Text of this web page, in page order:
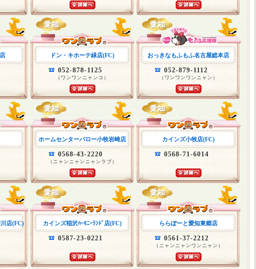
ドン・キホーテ緑店(FC)
052-878-1125
（ワンワンニャンコ）
おっきなもふもふ名古屋総本店
052-879-1112
（ワンワンワンニャン）
ホームセンターバロー小牧岩崎店
0568-43-2220
（ニャンニャンニャンラブ）
カインズ小牧店(FC)
0568-71-6014
店(FC) カインズ稲沢ﾊｰﾓﾆｰﾗﾝﾄﾞ店(FC)
0587-23-0221
ららぽーと愛知東郷店
0561-37-2212
（ニャンニャンワンニャン）